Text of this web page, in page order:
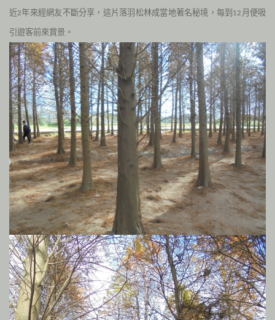
近2年來經網友不斷分享，這片落羽松林成當地著名秘境，每到12 月便吸
引遊客前來賞景。